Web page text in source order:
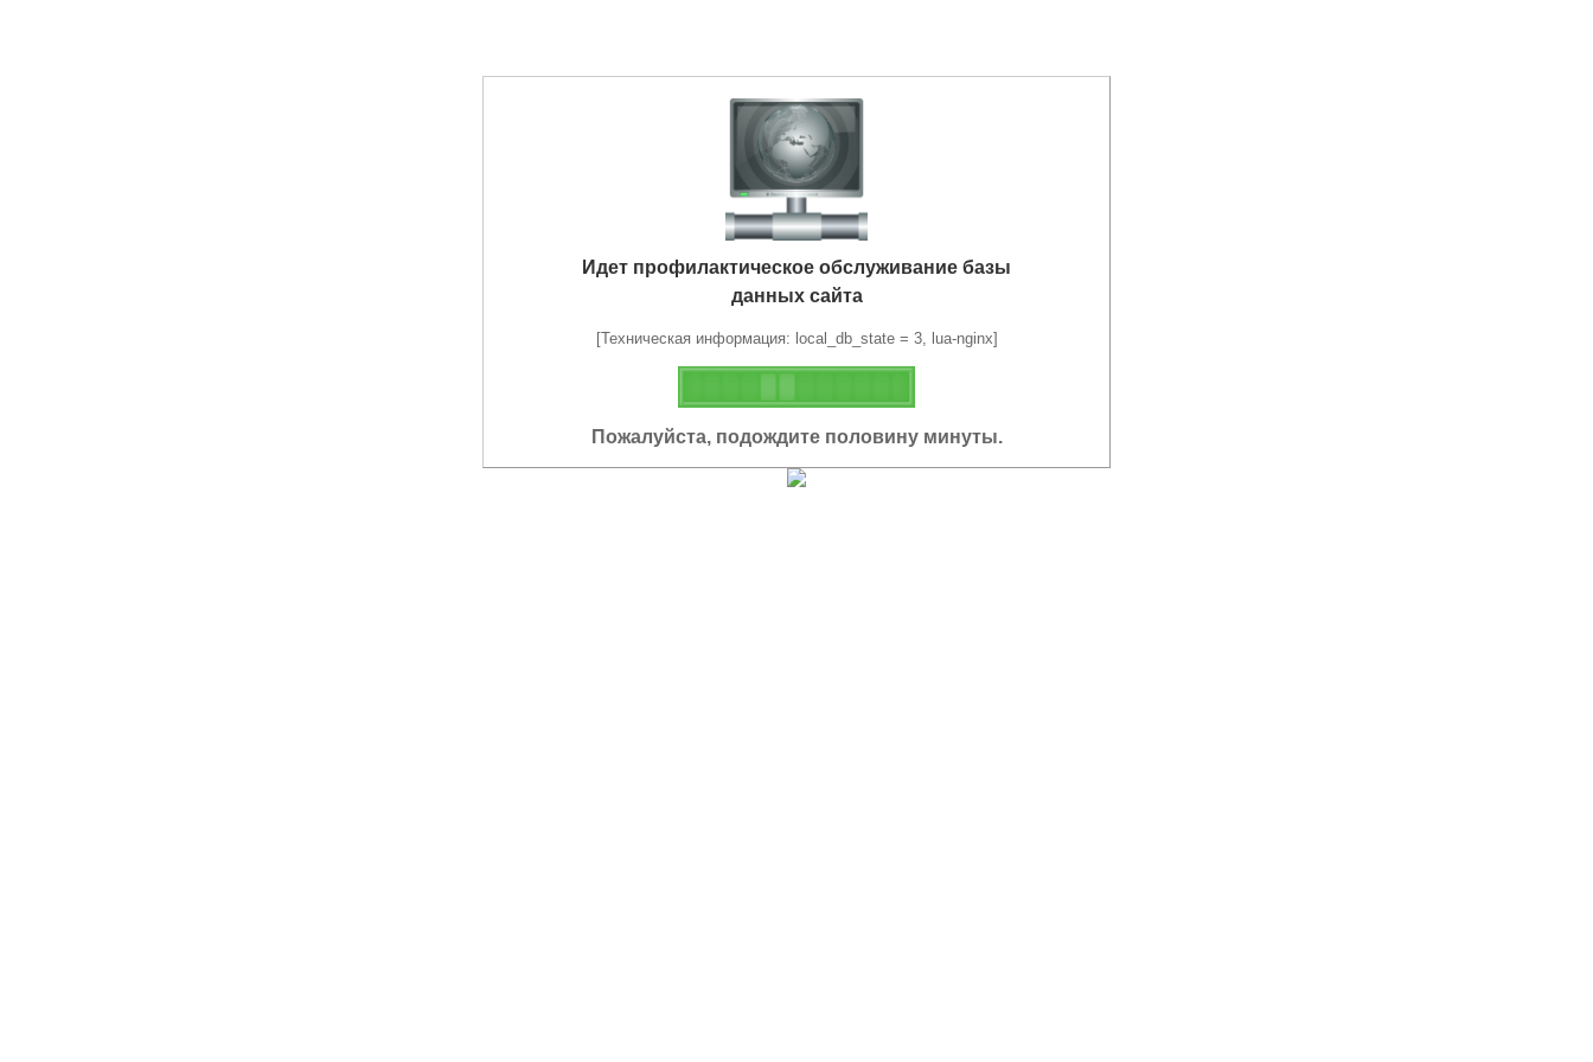
Идет профилактическое обслуживание базы
данных сайта
[Техническая информация: local_db_state = 3, lua-nginx]
Пожалуйста, подождите половину минуты.